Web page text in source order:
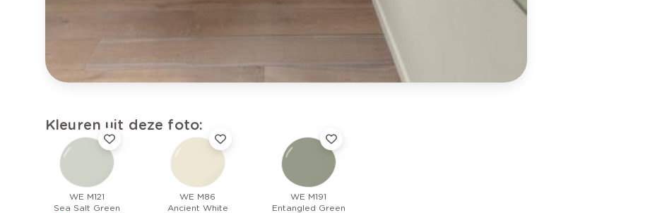
Kleuren uit deze foto:
WE M121
Sea Salt Green
WE M86
Ancient White
WE M191
Entangled Green